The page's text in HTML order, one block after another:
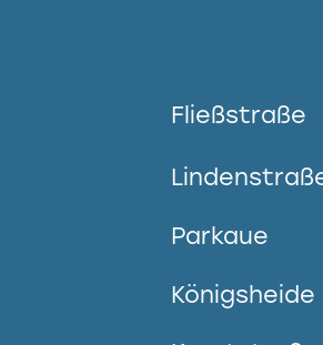
Fließstraße
Parkaue
Königsheide